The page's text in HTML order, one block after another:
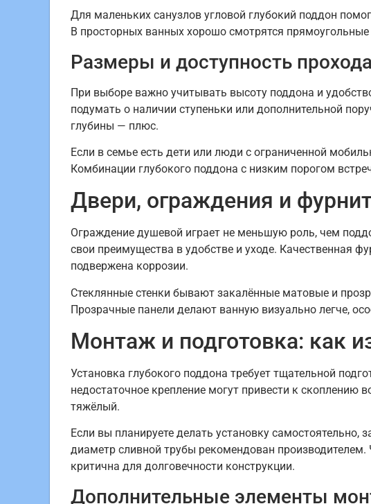
Для маленьких санузлов угловой глубокий поддон
В просторных ванных хорошо смотрятся
Размеры и доступность прохода
При выборе важно учитывать высоту поддона и
подумать о наличии ступеньки или дополнительной
глубины — плюс.
Если в семье есть дети или люди с ограниченной
Комбинации глубокого поддона с низким порогом
Двери, ограждения и
Ограждение душевой играет не меньшую роль, чем
свои преимущества в удобстве и уходе. Качественная
подвержена коррозии.
Стеклянные стенки бывают закалённые матовые и
Прозрачные панели делают ванную визуально легче,
Монтаж и подготовка: как
Установка глубокого поддона требует тщательной
недостаточное крепление могут привести к
тяжёлый.
Если вы планируете делать установку самостоятельно,
диаметр сливной трубы рекомендован
критична для долговечности конструкции.
Дополнительные элементы